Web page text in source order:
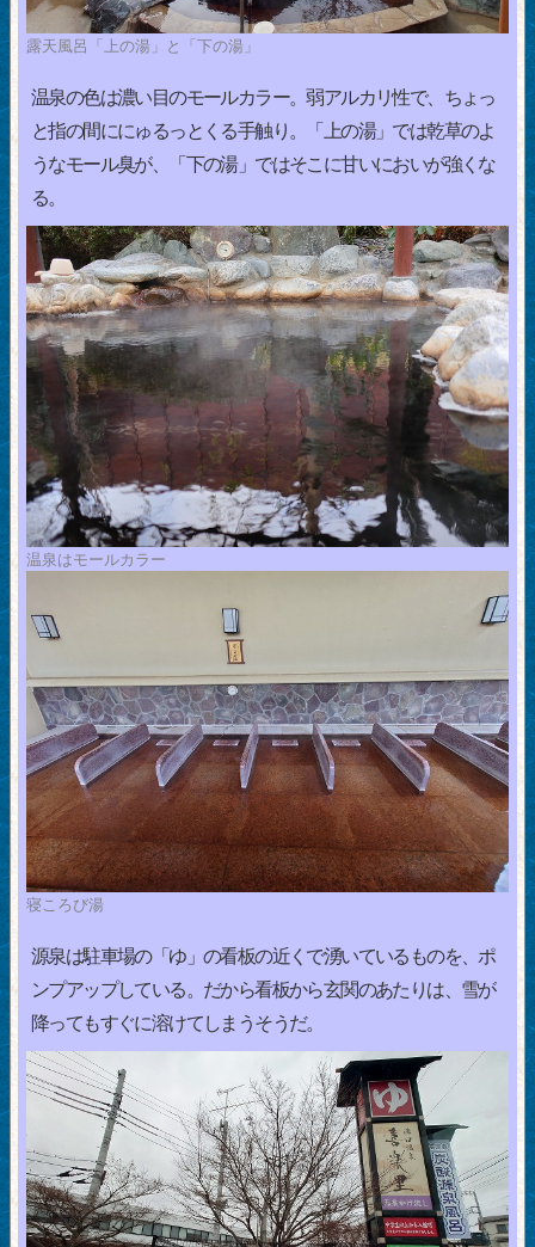
露天風呂「上の湯」と「下の湯」
温泉の色は濃い目のモールカラー。弱アルカリ性で、ちょっ
と指の間ににゅるっとくる手触り。「上の湯」では乾草のよ
うなモール臭が、「下の湯」ではそこに甘いにおいが強くな
る。
温泉はモールカラー
寝ころび湯
源泉は駐車場の「ゆ」の看板の近くで湧いているものを、ポ
ンプアップしている。だから看板から玄関のあたりは、雪が
降ってもすぐに溶けてしまうそうだ。